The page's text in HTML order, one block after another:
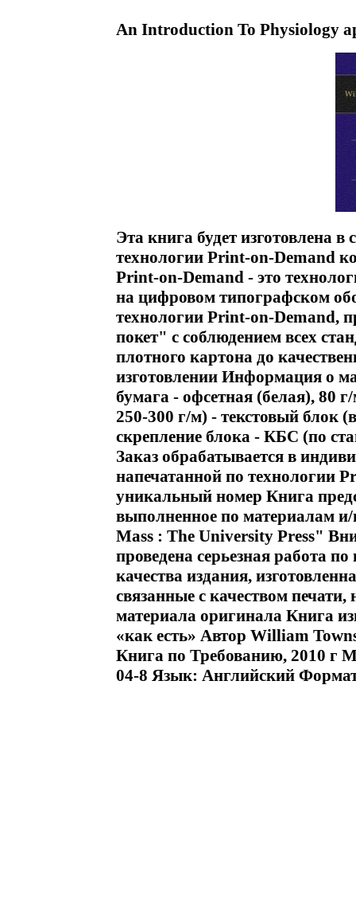
An Introduction To Physiology
Эта книга будет изготовлена
технологии Print-on-Demand
Print-on-Demand - это
на цифровом типографском
технологии Print-on-Demand,
покет" с соблюдением всех
плотного картона до
изготовлении Информация о
бумага - офсетная (белая), 80
250-300 г/м) - текстовый блок
скрепление блока - КБС (по
Заказ обрабатывается в
напечатанной по технологии
уникальный номер Книга
выполненное по материалам
Mass : The University Press"
проведена серьезная работа
качества издания,
связанные с качеством
материала оригинала Книга
«как есть» Автор William
Книга по Требованию, 2010 г
04-8 Язык: Английский